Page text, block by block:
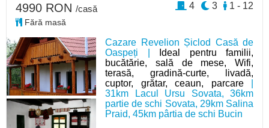
Cazare Revelion Șiclod Casă de
Oaspeți |
Ideal pentru familii,
bucătărie, sală de mese, Wifi,
terasă, gradină-curte, livadă,
cuptor, grătar, ceaun, parcare|
31km Lacul Ursu Sovata, 36km
partie de schi Sovata, 29km Salina
Praid, 45km pârtia de schi Bucin
4990 RON /casă
Fără masă
1 - 12
3
4